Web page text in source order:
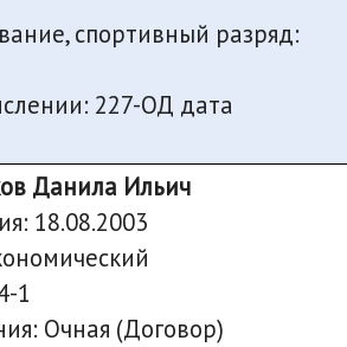
спортивный разряд:
227-ОД дата
Данила Ильич
18.08.2003
1
Очная (Договор)